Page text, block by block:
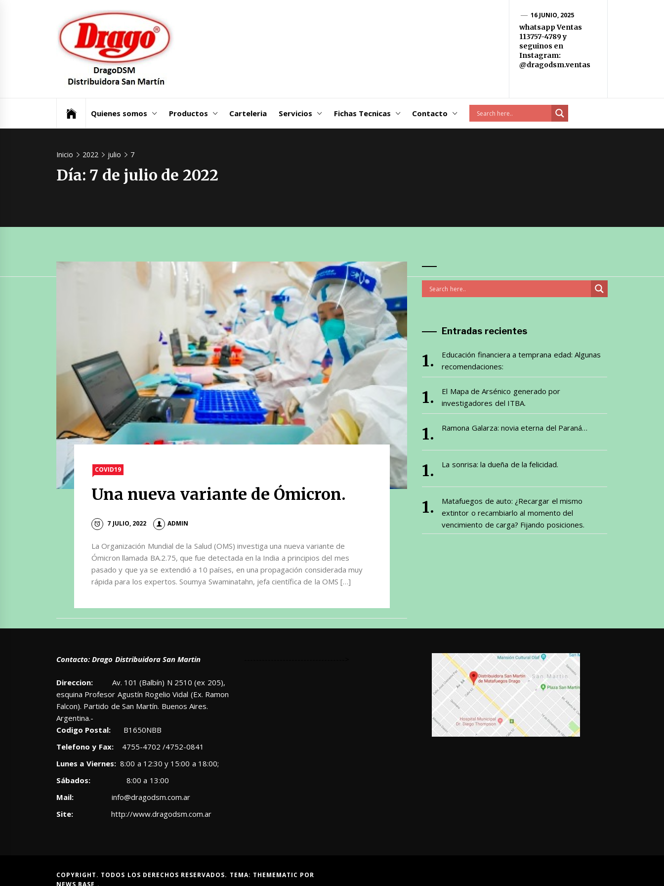
16 JUNIO, 2025
whatsapp Ventas
113757-4789 y
seguinos en
Instagram:
@dragodsm.ventas
Quienes somos Productos Carteleria Servicios Fichas Tecnicas Contacto
Inicio 2022 julio 7
Día: 7 de julio de 2022
COVID19
Una nueva variante de Ómicron.
7 JULIO, 2022 ADMIN
La Organización Mundial de la Salud (OMS) investiga una nueva variante de
Ómicron llamada BA.2.75, que fue detectada en la India a principios del mes
pasado y que ya se extendió a 10 países, en una propagación considerada muy
rápida para los expertos. Soumya Swaminatahn, jefa científica de la OMS […]
Entradas recientes
Educación financiera a temprana edad: Algunas
recomendaciones:
El Mapa de Arsénico generado por
investigadores del ITBA.
Ramona Galarza: novia eterna del Paraná…
La sonrisa: la dueña de la felicidad.
Matafuegos de auto: ¿Recargar el mismo
extintor o recambiarlo al momento del
vencimiento de carga? Fijando posiciones.
Contacto: Drago Distribuidora San Martin
Direccion: Av. 101 (Balbín) N 2510 (ex 205),
esquina Profesor Agustín Rogelio Vidal (Ex. Ramon
Falcon). Partido de San Martín. Buenos Aires.
Argentina.-
Codigo Postal: B1650NBB
Telefono y Fax:4755-4702 /4752-0841
Lunes a Viernes:8:00 a 12:30 y 15:00 a 18:00;
Sábados: 8:00 a 13:00
Mail:
info@dragodsm.com.ar
Site:
http://www.dragodsm.com.ar
COPYRIGHT. TODOS LOS DERECHOS RESERVADOS. TEMA: THEMEMATIC POR